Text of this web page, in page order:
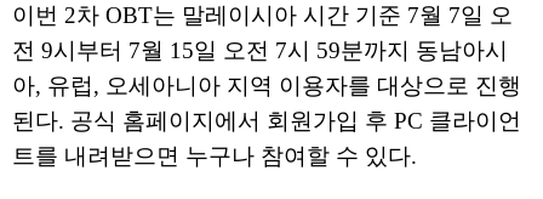
이번 2차 OBT는 말레이시아 시간 기준 7월 7일 오
전 9시부터 7월 15일 오전 7시 59분까지 동남아시
아, 유럽, 오세아니아 지역 이용자를 대상으로 진행
된다. 공식 홈페이지에서 회원가입 후 PC 클라이언
트를 내려받으면 누구나 참여할 수 있다.